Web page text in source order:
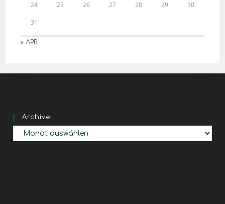
24 25 26 27 28 29 30
31
« APR.
Archive